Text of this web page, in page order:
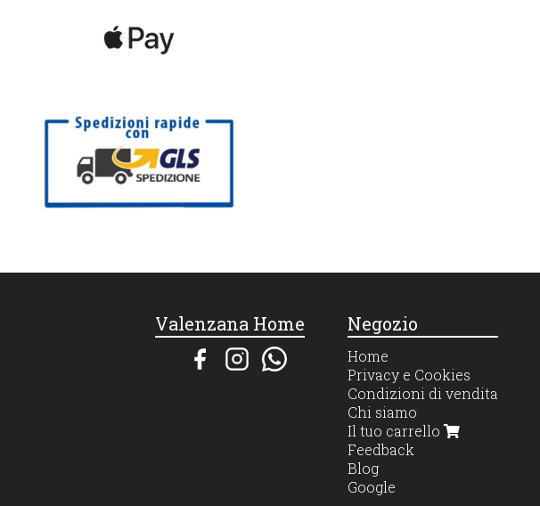
Valenzana Home Negozio
Home
Privacy e Cookies
Condizioni di vendita
Chi siamo
Il tuo carrello
Feedback
Blog
Google